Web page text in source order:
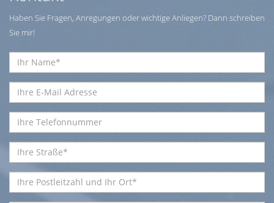
Haben Sie Fragen, Anregungen oder wichtige Anliegen? Dann schreiben
Sie mir!